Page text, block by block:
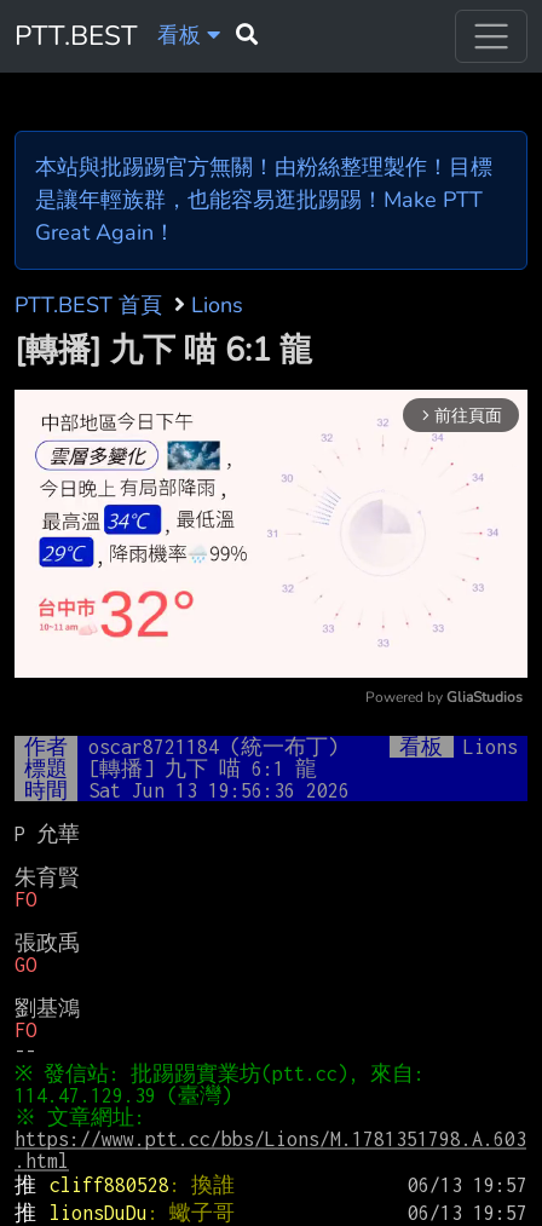
PTT.BEST 看板
本站與批踢踢官方無關！由粉絲整理製作！目標
是讓年輕族群，也能容易逛批踢踢！Make PTT
Great Again！
PTT.BEST 首頁 Lions
[轉播] 九下 喵 6:1 龍
arrow_forward_ios 前往頁面
Mute
Powered by GliaStudios
作者 oscar8721184 (統一布丁) 看板
Lions
標題
[轉播] 九下 喵 6:1 龍
時間
Sat Jun 13 19:56:36 2026
P 允華
FO
GO
※ 發信站: 批踢踢實業坊(ptt.cc), 來自:
https://www.ptt.cc/bbs/Lions/M.1781351798.A.603
.html
推
cliff880528 : 換誰
推
lionsDuDu : 蠍子哥